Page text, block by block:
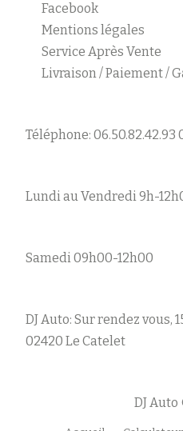
Facebook
Mentions légales
Service Après Vente
Livraison / Paiement /
Téléphone: 06.50.82.42.93
Lundi au Vendredi 9h-
Samedi 09h00-12h00
DJ Auto: Sur rendez vous,
02420 Le Catelet
DJ